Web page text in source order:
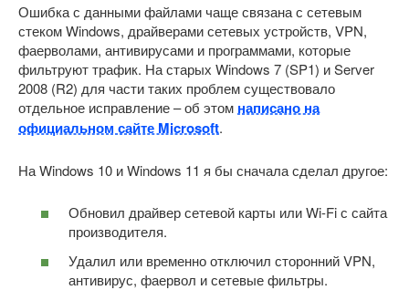
Ошибка с данными файлами чаще связана с сетевым
стеком Windows, драйверами сетевых устройств, VPN,
фаерволами, антивирусами и программами, которые
фильтруют трафик. На старых Windows 7 (SP1) и Server
2008 (R2) для части таких проблем существовало
отдельное исправление – об этом написано на
официальном сайте Microsoft.
На Windows 10 и Windows 11 я бы сначала сделал другое:
Обновил драйвер сетевой карты или Wi-Fi с сайта
производителя.
Удалил или временно отключил сторонний VPN,
антивирус, фаервол и сетевые фильтры.